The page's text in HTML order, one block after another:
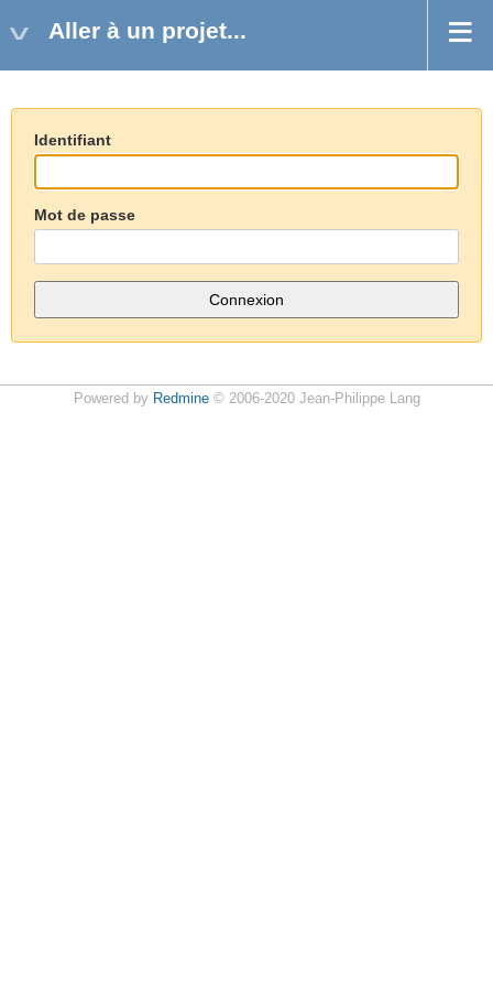
Aller à un projet...
Identifiant
Mot de passe
Powered by Redmine© 2006-2020 Jean-Philippe Lang